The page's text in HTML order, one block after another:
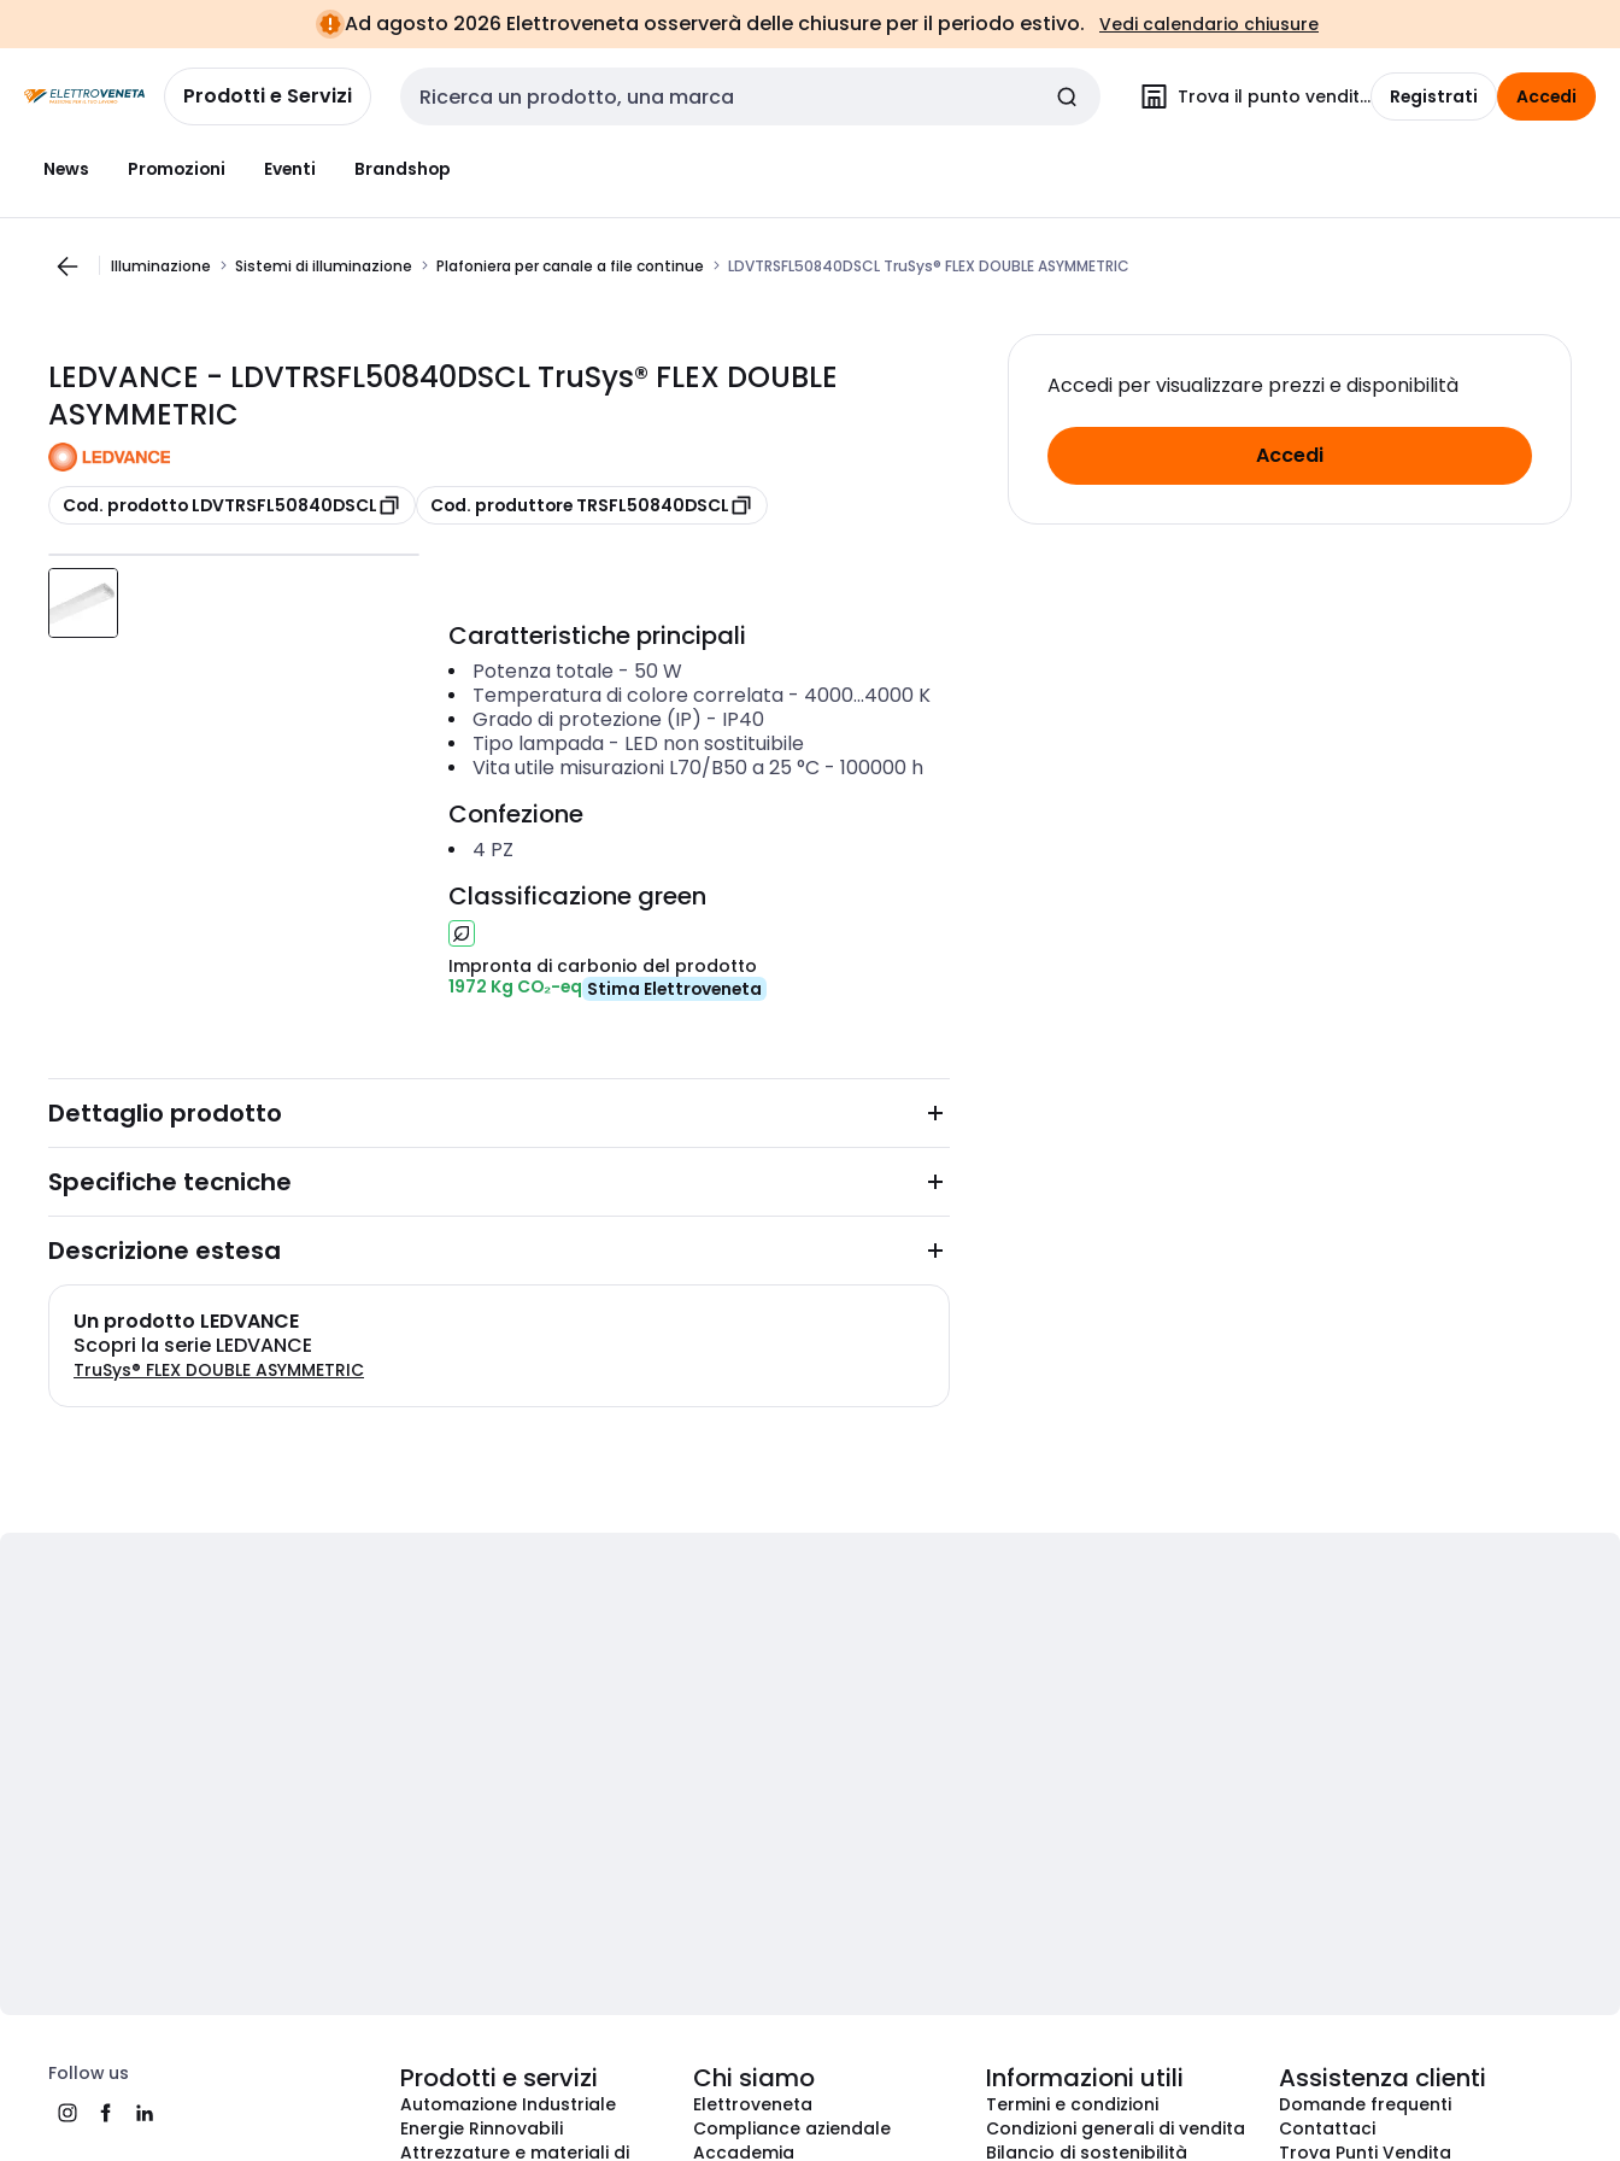
navigazionealla
pagina
Ad agosto 2026 Elettroveneta osserverà delle chiusure per il periodo estivo. Vedi calendario chiusure
Prodotti e Servizi Cerca input Trova il punto vendita Registrati Accedi
News Promozioni Eventi Brandshop
Illuminazione Sistemi di illuminazione Plafoniera per canale a file continue LDVTRSFL50840DSCL TruSys® FLEX DOUBLE ASYMMETRIC
LEDVANCE - LDVTRSFL50840DSCL TruSys® FLEX DOUBLE
ASYMMETRIC
copia
Cod. prodotto LDVTRSFL50840DSCL copia
Cod. produttore TRSFL50840DSCL
Accedi per visualizzare prezzi e disponibilità
Accedi
Caratteristiche principali
Potenza totale - 50 W
Temperatura di colore correlata- 4000...4000 K
Grado di protezione (IP) - IP40
Tipo lampada- LED non sostituibile
Vita utile misurazioni L70/B50 a 25 °C - 100000 h
Confezione
4 PZ
Classificazione green
Impronta di carbonio del prodotto
1972 Kg CO₂-eq Stima Elettroveneta
Dettaglio prodotto
Specifiche tecniche
Descrizione estesa
Un prodotto LEDVANCE
Scopri la serie LEDVANCE
TruSys® FLEX DOUBLE ASYMMETRIC
Follow us Prodotti e servizi
Automazione Industriale
Energie Rinnovabili
Attrezzature e materiali di
Chi siamo
Elettroveneta
Compliance aziendale
Accademia
Informazioni utili
Termini e condizioni
Condizioni generali di vendita
Bilancio di sostenibilità
Assistenza clienti
Domande frequenti
Contattaci
Trova Punti Vendita